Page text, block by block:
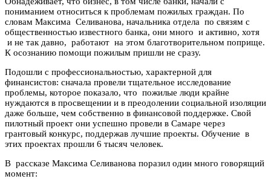
пониманием относиться к проблемам пожилых граждан. По
словам Максима Селиванова, начальника отдела по связям с
общественностью известного банка, они много и активно, хотя
и не так давно, работают на этом благотворительном поприще.
К осознанию помощи пожилым пришли не сразу.
Подошли с профессиональностью, характерной для
финансистов: сначала провели тщательное исследование
проблемы, которое показало, что пожилые люди крайне
нуждаются в просвещении и в преодолении социальной изоляции
даже больше, чем собственно в финансовой поддержке. Свой
пилотный проект они успешно провели в Самаре через
грантовый конкурс, поддержав лучшие проекты. Обучение в
этих проектах прошли 6 тысяч человек.
В рассказе Максима Селиванова поразил один много говорящий
момент: